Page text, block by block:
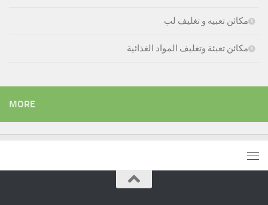
مكائن تعبيه و تغليف لب
مكائن تعبئة وتغليف المواد الغذائية
MORE